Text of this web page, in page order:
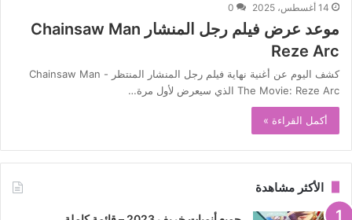
14 أغسطس، 2025 0
موعد عرض فيلم رجل المنشار Chainsaw Man
Reze Arc
كشف اليوم عن أغنية نهاية فيلم رجل المنشار المنتظر Chainsaw Man -
The Movie: Reze Arc الذي سيعرض لأول مرة…
أكمل القراءة »
الأكثر مشاهدة